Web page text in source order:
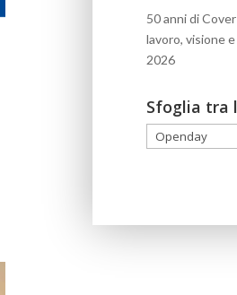
50 anni di
lavoro, visione
2026
Sfoglia tra
Sfoglia
tra